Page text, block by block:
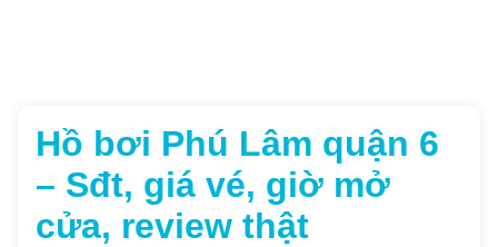
Hồ bơi Phú Lâm quận 6
– Sđt, giá vé, giờ mở
cửa, review thật